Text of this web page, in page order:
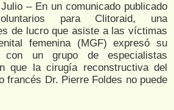
– En un comunicado publicado
para Clitoraid, una
de lucro que asiste a las víctimas
femenina (MGF) expresó su
con un grupo de especialistas
que la cirugía reconstructiva del
francés Dr. Pierre Foldes no puede